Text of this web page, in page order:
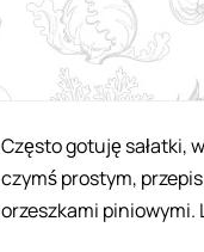
Często gotuję sałatki,
czymś prostym,
orzeszkami piniowymi.